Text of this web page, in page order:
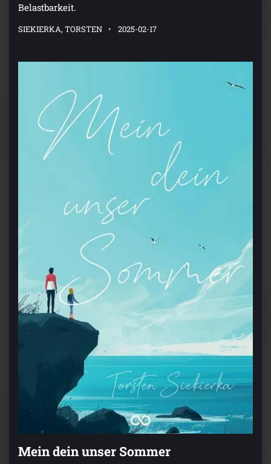
Belastbarkeit.
SIEKIERKA, TORSTEN 2025-02-17
Mein dein unser Sommer